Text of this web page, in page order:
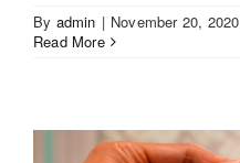
By admin | November 20, 2020
Read More